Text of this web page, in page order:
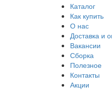
Каталог
Как купить
О нас
Доставка и
Вакансии
Сборка
Полезное
Контакты
Акции